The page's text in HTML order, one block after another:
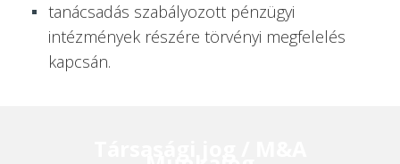
tanácsadás szabályozott pénzügyi
intézmények részére törvényi megfelelés
kapcsán.